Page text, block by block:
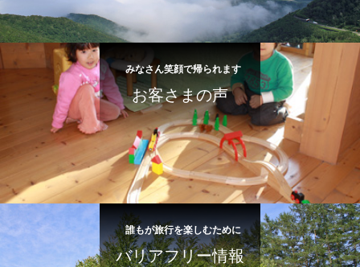
みなさん笑顔で帰られます
お客さまの声
誰もが旅行を楽しむために
バリアフリー情報